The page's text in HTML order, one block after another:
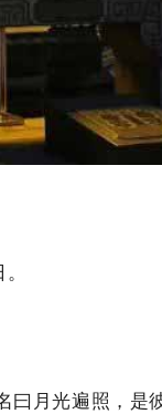
月光遍照，